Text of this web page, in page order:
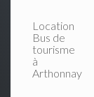
Location
Bus de
tourisme
à
Arthonnay